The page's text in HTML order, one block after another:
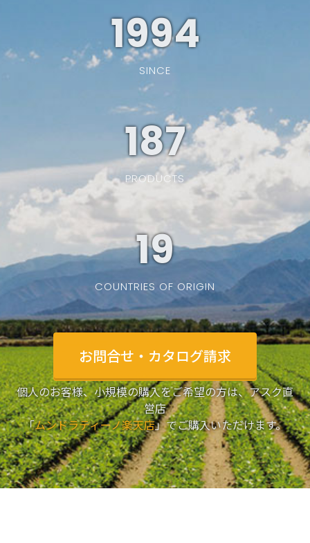
1994
SINCE
187
PRODUCTS
19
COUNTRIES OF ORIGIN
お問合せ・カタログ請求
個人のお客様、小規模の購入をご希望の方は、アスク直
営店
「ムンドラティーノ楽天店」でご購入いただけます。